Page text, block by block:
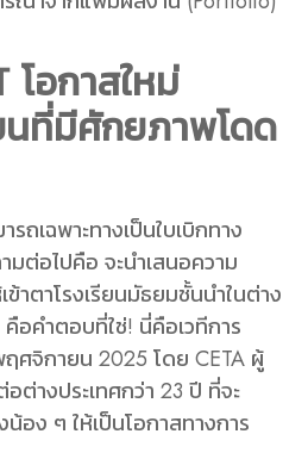
โอกาสใหม่
นที่มีศักยภาพโดด
ถเฉพาะทางเป็นใบเบิกทาง
ต่อไปคือ จะนำเสนอความ
ข้าตาโรงเรียนมัธยมชั้นนำในต่าง
คือคำตอบที่ใช่! นี่คือเวทีการ
ศจิกายน 2025 โดย CETA ผู้
ต่างประเทศกว่า 23 ปี ที่จะ
อง ๆ ให้เป็นโอกาสทางการ